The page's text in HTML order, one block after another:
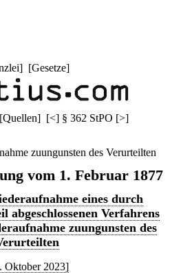
] [Gesetze]
Quellen] [<] § 362 StPO [>]
zuungunsten des Verurteilten
vom 1. Februar 1877
eines durch
abgeschlossenen Verfahrens
zuungunsten des
Oktober 2023]